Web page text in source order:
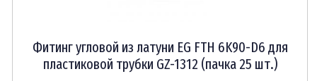
Фитинг угловой из латуни EG FTH 6K90-D6 для
пластиковой трубки GZ-1312 (пачка 25 шт.)